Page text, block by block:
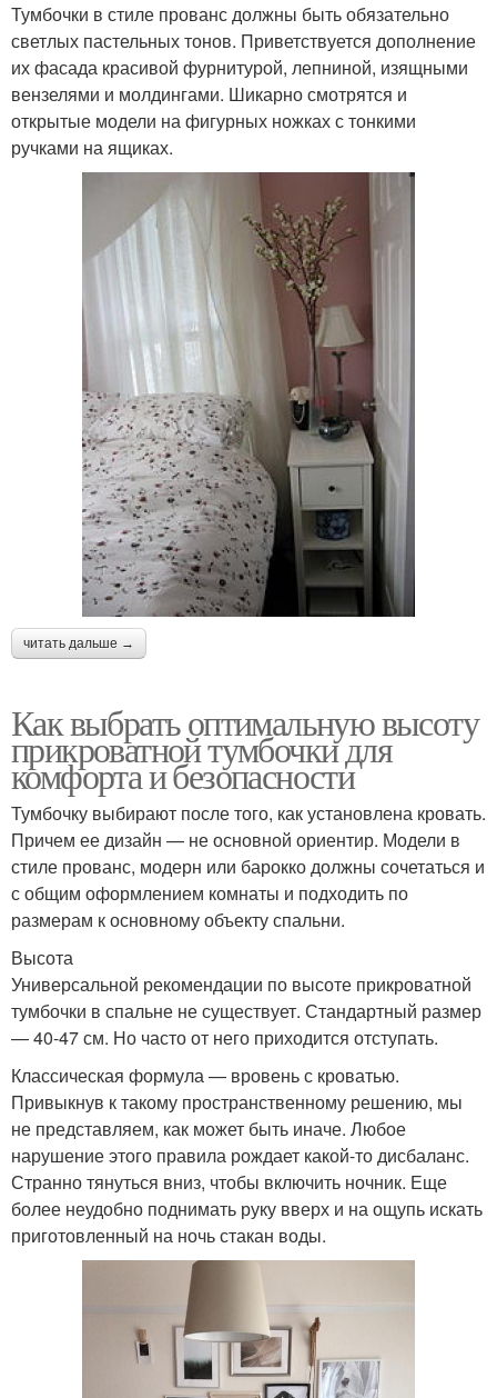
Тумбочки в стиле прованс должны быть обязательно
светлых пастельных тонов. Приветствуется дополнение
их фасада красивой фурнитурой, лепниной, изящными
вензелями и молдингами. Шикарно смотрятся и
открытые модели на фигурных ножках с тонкими
ручками на ящиках.
читать дальше →
Как выбрать оптимальную высоту
прикроватной тумбочки для
комфорта и безопасности
Тумбочку выбирают после того, как установлена кровать.
Причем ее дизайн — не основной ориентир. Модели в
стиле прованс, модерн или барокко должны сочетаться и
с общим оформлением комнаты и подходить по
размерам к основному объекту спальни.
Высота
Универсальной рекомендации по высоте прикроватной
тумбочки в спальне не существует. Стандартный размер
— 40-47 см. Но часто от него приходится отступать.
Классическая формула — вровень с кроватью.
Привыкнув к такому пространственному решению, мы
не представляем, как может быть иначе. Любое
нарушение этого правила рождает какой-то дисбаланс.
Странно тянуться вниз, чтобы включить ночник. Еще
более неудобно поднимать руку вверх и на ощупь искать
приготовленный на ночь стакан воды.